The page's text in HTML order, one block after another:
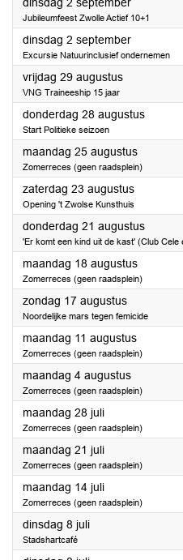
Jubileumfeest Zwolle Actief 10+1
dinsdag 2 september2025
Excursie Natuurinclusief ondernemen
vrijdag 29 augustus2025
VNG Traineeship 15 jaar
donderdag 28 augustus2025
Start Politieke seizoen
maandag 25 augustus2025
Zomerreces (geen raadsplein)
zaterdag 23 augustus2025
Opening 't Zwolse Kunsthuis
donderdag 21 augustus2025
'Er komt een kind uit de kast' (Club Cele
maandag 18 augustus2025
Zomerreces (geen raadsplein)
zondag 17 augustus2025
Noordelijke mars tegen femicide
maandag 11 augustus2025
Zomerreces (geen raadsplein)
maandag 4 augustus2025
Zomerreces (geen raadsplein)
maandag 28 juli2025
Zomerreces (geen raadsplein)
maandag 21 juli2025
Zomerreces (geen raadsplein)
maandag 14 juli2025
Zomerreces (geen raadsplein)
dinsdag 8 juli2025
Stadshartcafé